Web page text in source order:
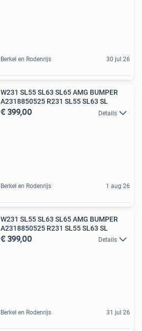
Berkel en Rodenrijs 30 jul 26
W231 SL55 SL63 SL65 AMG BUMPER
A2318850525 R231 SL55 SL63 SL
€ 399,00 Details
Berkel en Rodenrijs 1 aug 26
W231 SL55 SL63 SL65 AMG BUMPER
A2318850525 R231 SL55 SL63 SL
€ 399,00 Details
Berkel en Rodenrijs 31 jul 26